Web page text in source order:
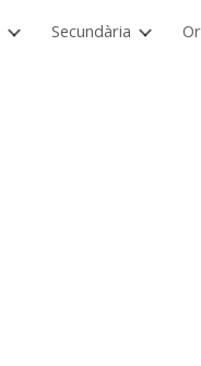
Secundària